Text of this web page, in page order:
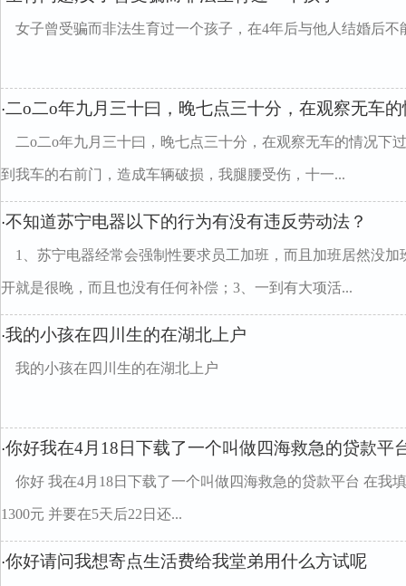
女子曾受骗而非法生育过一个孩子，在4年后与他人结婚后
·二o二o年九月三十曰，晚七点三十分，在观察无车
二o二o年九月三十曰，晚七点三十分，在观察无车的情况下
到我车的右前门，造成车辆破损，我腿腰受伤，十一...
·不知道苏宁电器以下的行为有没有违反劳动法？
1、苏宁电器经常会强制性要求员工加班，而且加班居然没
开就是很晚，而且也没有任何补偿；3、一到有大项活...
·我的小孩在四川生的在湖北上户
我的小孩在四川生的在湖北上户
·你好我在4月18日下载了一个叫做四海救急的贷款平
你好 我在4月18日下载了一个叫做四海救急的贷款平台 在我
1300元 并要在5天后22日还...
·你好请问我想寄点生活费给我堂弟用什么方试呢